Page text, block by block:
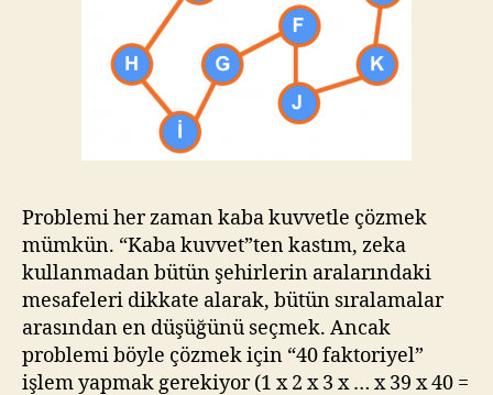
Problemi her zaman kaba kuvvetle çözmek
mümkün. “Kaba kuvvet”ten kastım, zeka
kullanmadan bütün şehirlerin aralarındaki
mesafeleri dikkate alarak, bütün sıralamalar
arasından en düşüğünü seçmek. Ancak
problemi böyle çözmek için “40 faktoriyel”
işlem yapmak gerekiyor (1 x 2 x 3 x … x 39 x 40 =